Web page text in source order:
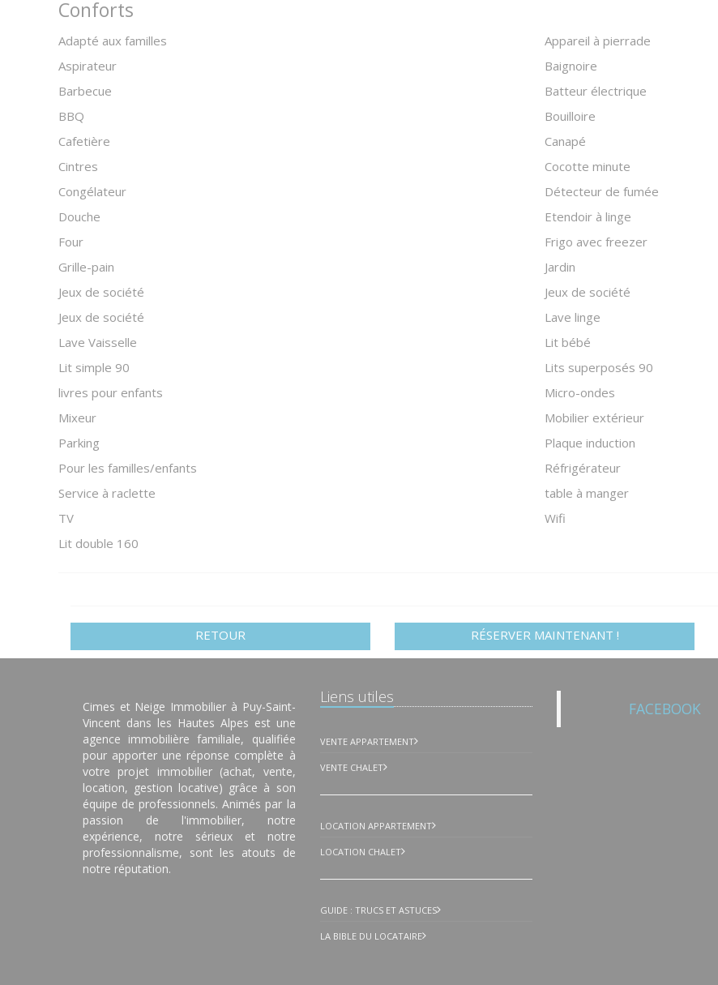
Conforts
Adapté aux familles
Appareil à pierrade
Aspirateur
Baignoire
Barbecue
Batteur électrique
BBQ
Bouilloire
Cafetière
Canapé
Cintres
Cocotte minute
Congélateur
Détecteur de fumée
Douche
Etendoir à linge
Four
Frigo avec freezer
Grille-pain
Jardin
Jeux de société
Jeux de société
Jeux de société
Lave linge
Lave Vaisselle
Lit bébé
Lit simple 90
Lits superposés 90
livres pour enfants
Micro-ondes
Mixeur
Mobilier extérieur
Parking
Plaque induction
Pour les familles/enfants
Réfrigérateur
Service à raclette
table à manger
TV
Wifi
Lit double 160
RETOUR RÉSERVER MAINTENANT !
Cimes et Neige Immobilier à Puy-Saint-
Vincent dans les Hautes Alpes est une
agence immobilière familiale, qualifiée
pour apporter une réponse complète à
votre projet immobilier (achat, vente,
location, gestion locative) grâce à son
équipe de professionnels. Animés par la
passion de l'immobilier, notre
expérience, notre sérieux et notre
professionnalisme, sont les atouts de
notre réputation.
Liens utiles
VENTE APPARTEMENT
VENTE CHALET
LOCATION APPARTEMENT
LOCATION CHALET
GUIDE : TRUCS ET ASTUCES
LA BIBLE DU LOCATAIRE
FACEBOOK